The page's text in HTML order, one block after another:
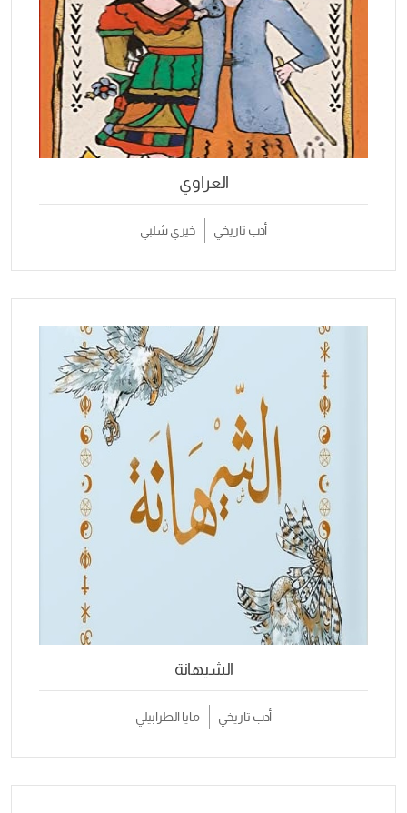
العراوي
أدب تاريخي خيري شلبي
الشيهانة
أدب تاريخي مايا الطرابيلي